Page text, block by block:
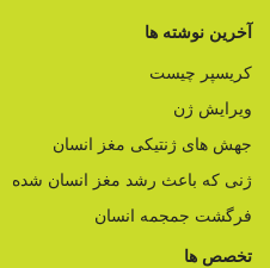
آخرین نوشته ها
کریسپر چیست
ویرایش ژن
جهش های ژنتیکی مغز انسان
ژنی که باعث رشد مغز انسان شده
فرگشت جمجمه انسان
تخصص ها